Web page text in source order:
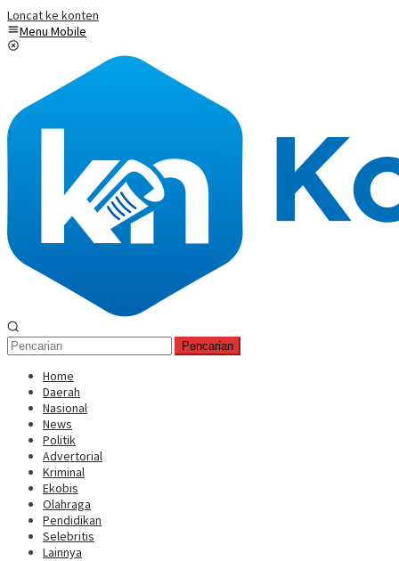
Loncat ke konten
Menu Mobile
Pencarian
Home
Daerah
Nasional
News
Politik
Advertorial
Kriminal
Ekobis
Olahraga
Pendidikan
Selebritis
Lainnya